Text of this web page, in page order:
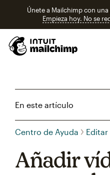
Únete a Mailchimp con
Empieza hoy. No se
En este artículo
Centro de Ayuda
Añadir